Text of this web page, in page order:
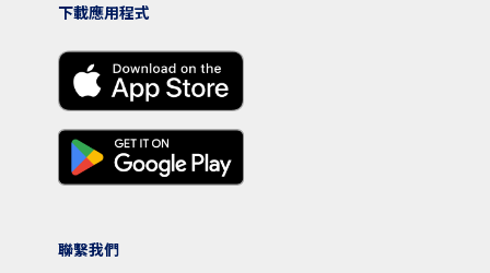
下載應用程式
聯繫我們